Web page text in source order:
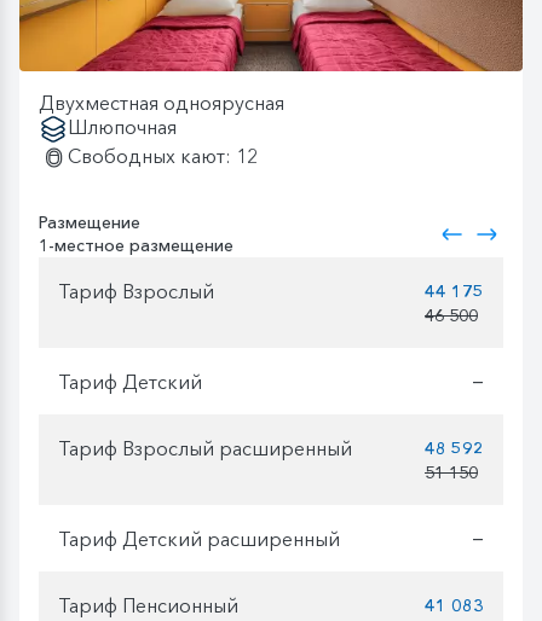
Двухместная одноярусная
Шлюпочная
Свободных кают: 12
Размещение
1-местное размещение
Тариф Взрослый
44 175
46 500
Тариф Детский —
Тариф Взрослый расширенный
48 592
51 150
Тариф Детский расширенный —
Тариф Пенсионный
41 083